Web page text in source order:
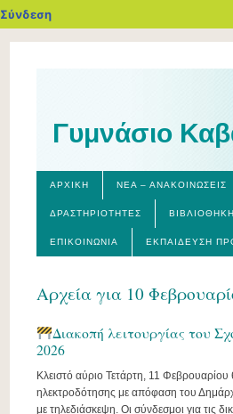
blogs.sch.gr
Σύνδεση
Γυμνάσιο
ΑΡΧΙΚΉ ΝΈΑ – ΑΝΑΚΟΙΝΏΣΕΙΣ
ΔΡΑΣΤΗΡΙΌΤΗΤΕΣ ΒΙΒΛΙΟΘΉΚΗ
ΕΠΙΚΟΙΝΩΝΊΑ ΕΚΠΑΊΔΕΥΣΗ
Αρχεία για 10
Διακοπή λειτουργίας του
2026
Κλειστό αύριο Τετάρτη, 11
ηλεκτροδότησης με απόφαση του
με τηλεδιάσκεψη. Οι σύνδεσμοι για τις